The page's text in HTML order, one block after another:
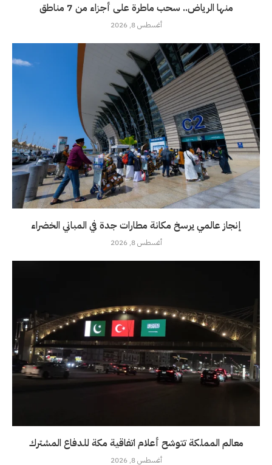
منها الرياض.. سحب ماطرة على أجزاء من 7 مناطق
أغسطس 8, 2026
إنجاز عالمي يرسخ مكانة مطارات جدة في المباني الخضراء
أغسطس 8, 2026
معالم المملكة تتوشح أعلام اتفاقية مكة للدفاع المشترك
أغسطس 8, 2026